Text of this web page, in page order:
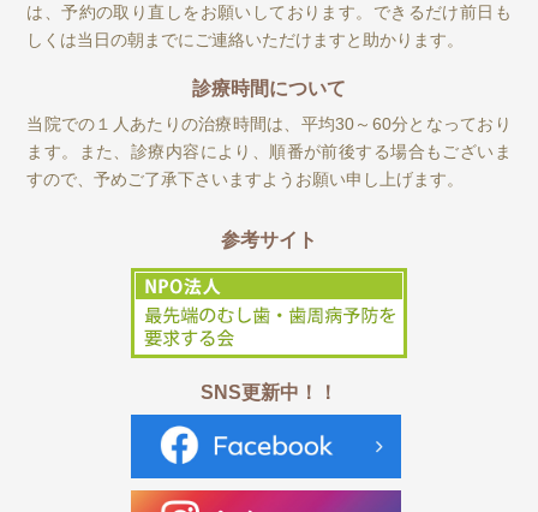
は、予約の取り直しをお願いしております。できるだけ前日も
しくは当日の朝までにご連絡いただけますと助かります。
診療時間について
当院での１人あたりの治療時間は、平均30～60分となっており
ます。また、診療内容により、順番が前後する場合もございま
すので、予めご了承下さいますようお願い申し上げます。
参考サイト
SNS更新中！！